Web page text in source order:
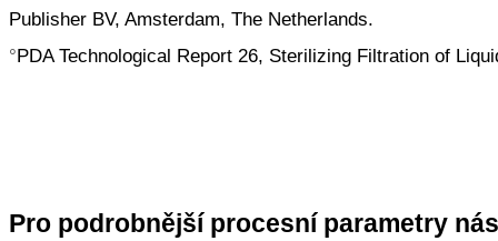
Publisher BV, Amsterdam, The Netherlands.
° PDA Technological Report 26, Sterilizing Filtration of
Pro podrobnější procesní parametry